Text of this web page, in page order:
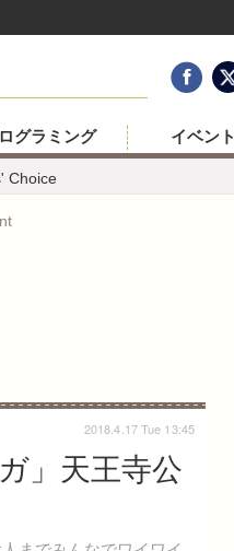
Choice
グラミング イベント
」天王寺公
2018.4.17 Tue 13:45